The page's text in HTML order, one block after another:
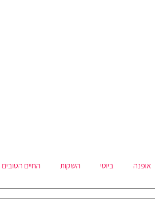
אופנה ביוטי השקות החיים הטובים